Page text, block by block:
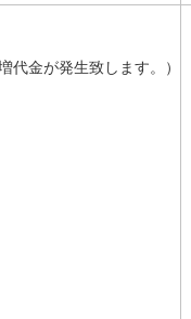
金が発生致します。）